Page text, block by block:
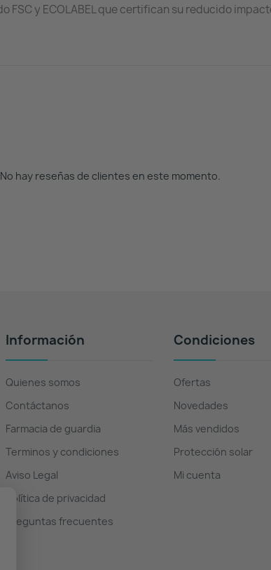
y ECOLABEL que certifican su reducido
No hay reseñas de clientes en este momento.
Información
Quienes somos
Contáctanos
Farmacia de guardia
Terminos y condiciones
Aviso Legal
Política de privacidad
Preguntas frecuentes
Condiciones
Ofertas
Novedades
Más vendidos
Protección solar
Mi cuenta